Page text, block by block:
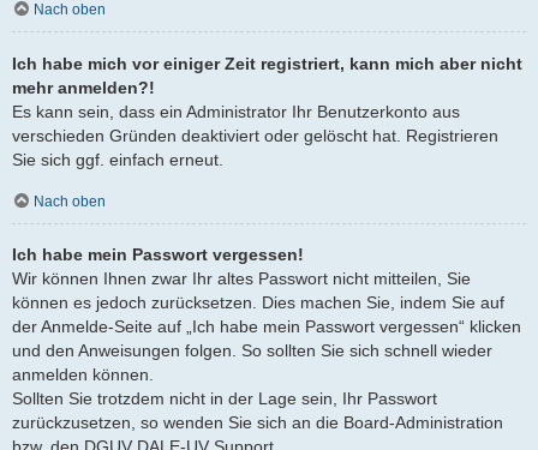
Nach oben
Ich habe mich vor einiger Zeit registriert, kann mich aber nicht
mehr anmelden?!
Es kann sein, dass ein Administrator Ihr Benutzerkonto aus
verschieden Gründen deaktiviert oder gelöscht hat. Registrieren
Sie sich ggf. einfach erneut.
Nach oben
Ich habe mein Passwort vergessen!
Wir können Ihnen zwar Ihr altes Passwort nicht mitteilen, Sie
können es jedoch zurücksetzen. Dies machen Sie, indem Sie auf
der Anmelde-Seite auf „Ich habe mein Passwort vergessen“ klicken
und den Anweisungen folgen. So sollten Sie sich schnell wieder
anmelden können.
Sollten Sie trotzdem nicht in der Lage sein, Ihr Passwort
zurückzusetzen, so wenden Sie sich an die Board-Administration